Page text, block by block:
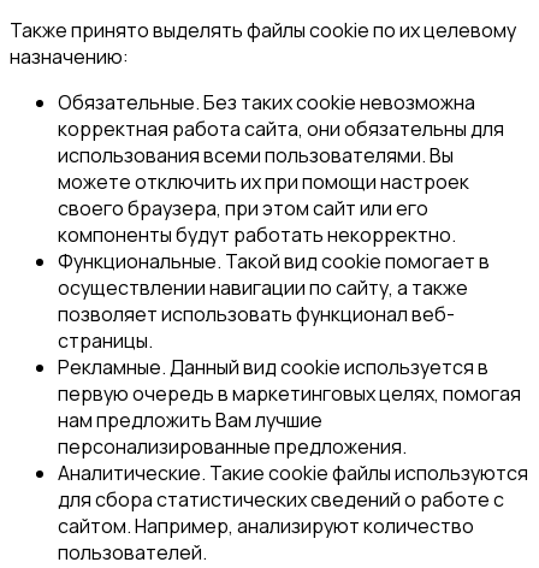
Также принято выделять файлы cookie по их целевому
назначению:
Обязательные. Без таких cookie невозможна
корректная работа сайта, они обязательны для
использования всеми пользователями. Вы
можете отключить их при помощи настроек
своего браузера, при этом сайт или его
компоненты будут работать некорректно.
Функциональные. Такой вид cookie помогает в
осуществлении навигации по сайту, а также
позволяет использовать функционал веб-
страницы.
Рекламные. Данный вид cookie используется в
первую очередь в маркетинговых целях, помогая
нам предложить Вам лучшие
персонализированные предложения.
Аналитические. Такие cookie файлы используются
для сбора статистических сведений о работе с
сайтом. Например, анализируют количество
пользователей.